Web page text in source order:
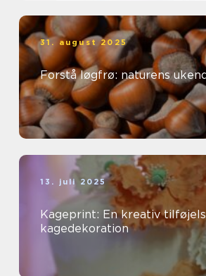
31. august 2025
Forstå løgfrø: naturens
13. juli 2025
Kageprint: En kreativ
kagedekoration